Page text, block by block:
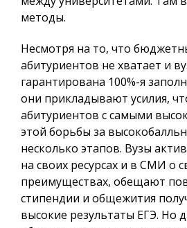
методы.
Несмотря на то, что
абитуриентов не хватает и
гарантирована 100%-я
они прикладывают усилия,
абитуриентов с самыми
этой борьбы за
несколько этапов. Вузы
на своих ресурсах и в СМИ о
преимуществах, обещают
стипендии и общежития
высокие результаты ЕГЭ. Но